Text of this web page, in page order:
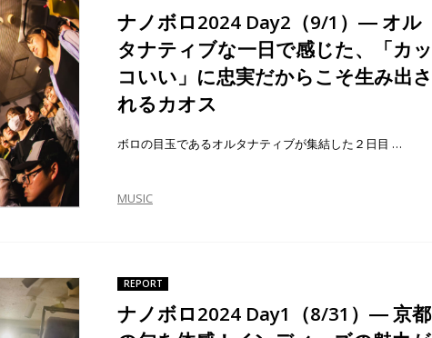
ナノボロ2024 Day2（9/1）― オル
タナティブな一日で感じた、「カッ
コいい」に忠実だからこそ生み出さ
れるカオス
ボロの目玉であるオルタナティブが集結した２日目 …
MUSIC
REPORT
ナノボロ2024 Day1（8/31）― 京都